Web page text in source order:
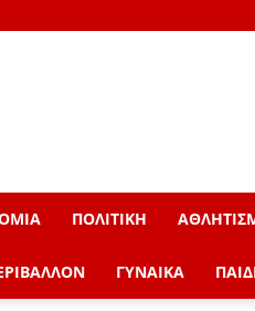
ΠΟΛΙΤΙΚΗ
ΓΥΝΑΙΚΑ